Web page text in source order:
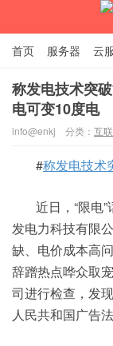
首页 服务器 云
称发电技术突
电可变10度电
info@enkj 分类： 互
#称发电技术
近日，“限电
发电力科技有限
缺、电价成本高
辞蹭热点哗众取
司进行检查，发
人民共和国广告